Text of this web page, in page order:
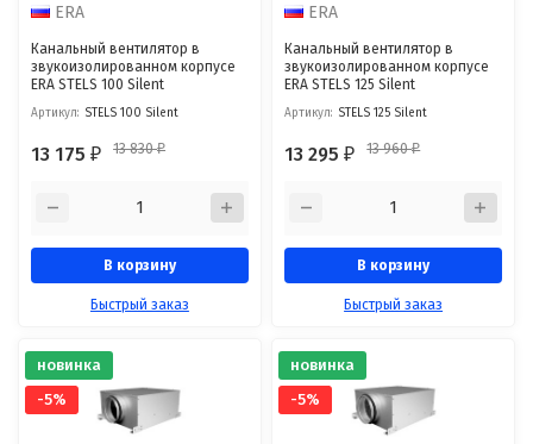
ERA
Канальный вентилятор в
звукоизолированном корпусе
ERA STELS 100 Silent
Артикул: STELS 100 Silent
13 175₽ 13 830₽
В корзину
Быстрый заказ
ERA
Канальный вентилятор в
звукоизолированном корпусе
ERA STELS 125 Silent
Артикул: STELS 125 Silent
13 295₽ 13 960₽
В корзину
Быстрый заказ
новинка
-5%
новинка
-5%